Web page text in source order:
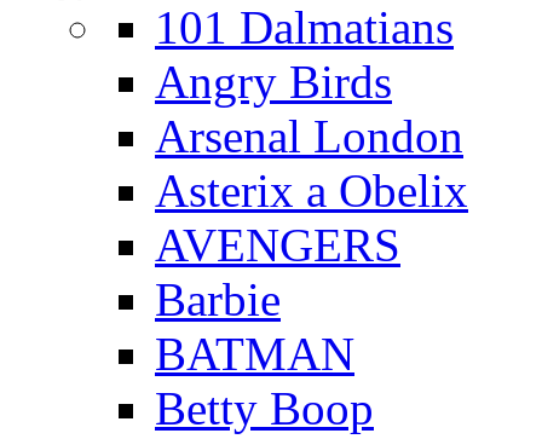
101 Dalmatians
Angry Birds
Arsenal London
Asterix a Obelix
AVENGERS
Barbie
BATMAN
Betty Boop